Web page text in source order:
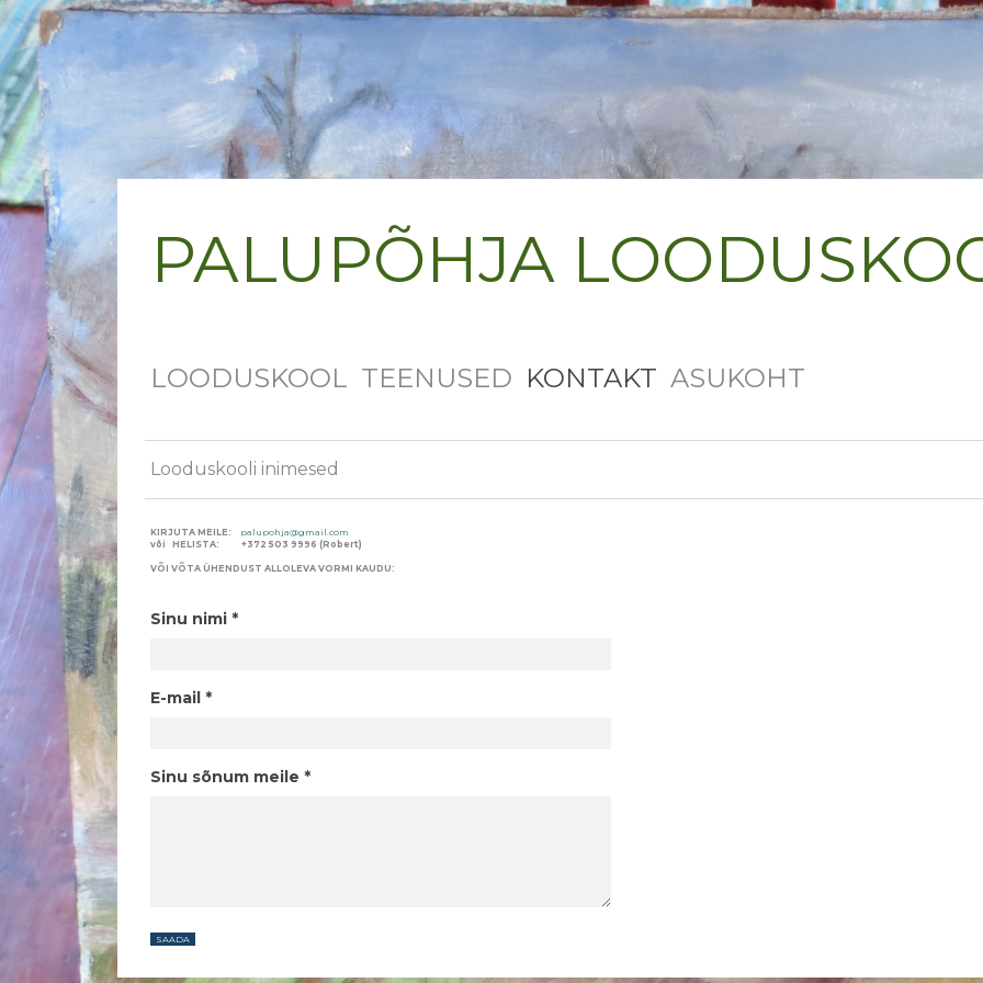
PALUPÕHJA
LOODUSKOOL TEENUSED KONTAKT ASUKOHT
Looduskooli inimesed
KIRJUTA MEILE: palupohja@gmail.com
või HELISTA: +372 503 9996 (Robert)
VÕI VÕTA ÜHENDUST ALLOLEVA VORMI KAUDU:
Sinu nimi
E-mail
Sinu sõnum meile